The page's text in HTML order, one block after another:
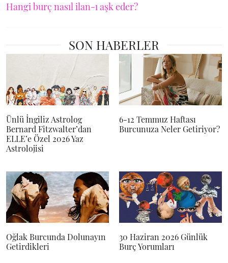
Hangi burç nasıl ilan-ı aşk eder?
SON HABERLER
Ünlü İngiliz Astrolog
Bernard Fitzwalter’dan
ELLE’e Özel 2026 Yaz
Astrolojisi
6-12 Temmuz Haftası
Burcunuza Neler Getiriyor?
Oğlak Burcunda Dolunayın
Getirdikleri
30 Haziran 2026 Günlük
Burç Yorumları